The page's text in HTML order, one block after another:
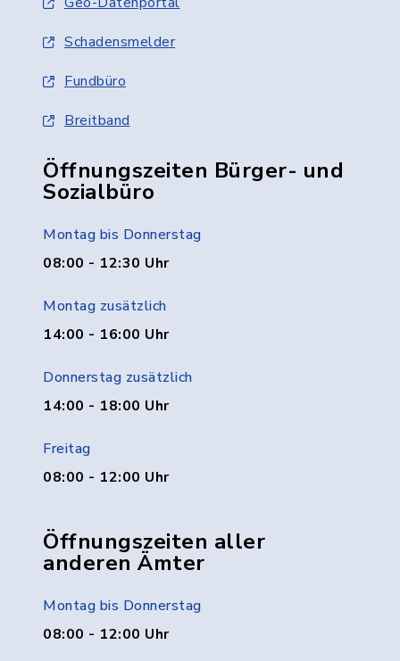
Schadensmelder
Fundbüro
Breitband
Öffnungszeiten Bürger- und
Sozialbüro
Montag bis Donnerstag
08:00 - 12:30 Uhr
Montag zusätzlich
14:00 - 16:00 Uhr
Donnerstag zusätzlich
14:00 - 18:00 Uhr
Freitag
08:00 - 12:00 Uhr
Öffnungszeiten aller
anderen Ämter
Montag bis Donnerstag
08:00 - 12:00 Uhr